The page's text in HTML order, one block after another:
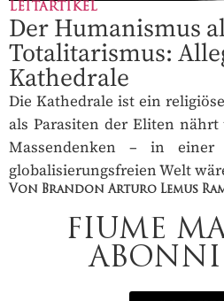
LEITARTIKEL
Der Humanismus
Totalitarismus:
Kathedrale
Die Kathedrale ist ein
als Parasiten der Eliten
Massendenken – in einer
globalisierungsfreien Welt
Von Brandon Arturo Lemus
FIUME